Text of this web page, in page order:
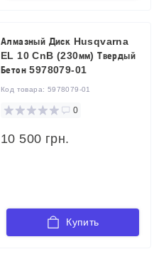
Алмазный Диск Husqvarna
EL 10 CnB (230мм) Твердый
Бетон 5978079-01
Код товара: 5978079-01
0
10 500 грн.
Купить